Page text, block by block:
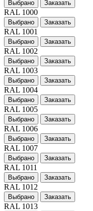
Выбрано Заказать
RAL 1000
Выбрано Заказать
RAL 1001
Выбрано Заказать
RAL 1002
Выбрано Заказать
RAL 1003
Выбрано Заказать
RAL 1004
Выбрано Заказать
RAL 1005
Выбрано Заказать
RAL 1006
Выбрано Заказать
RAL 1007
Выбрано Заказать
RAL 1011
Выбрано Заказать
RAL 1012
Выбрано Заказать
RAL 1013